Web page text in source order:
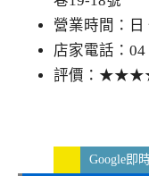
營業時間：日
店家電話：04
評價：
Google即